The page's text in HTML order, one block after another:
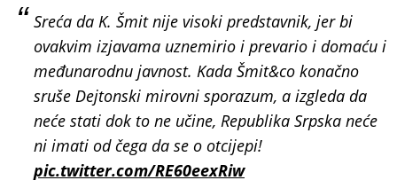
Sreća da K. Šmit nije visoki predstavnik, jer bi
ovakvim izjavama uznemirio i prevario i domaću i
međunarodnu javnost. Kada Šmit&co konačno
sruše Dejtonski mirovni sporazum, a izgleda da
neće stati dok to ne učine, Republika Srpska neće
ni imati od čega da se o otcijepi!
pic.twitter.com/RE60eexRiw